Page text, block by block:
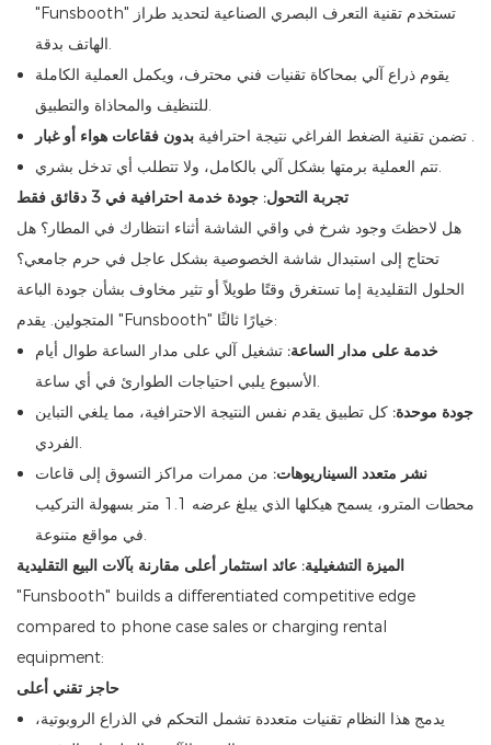
"Funsbooth" تستخدم تقنية التعرف البصري الصناعية لتحديد طراز
الهاتف بدقة.
يقوم ذراع آلي بمحاكاة تقنيات فني محترف، ويكمل العملية الكاملة
للتنظيف والمحاذاة والتطبيق.
تضمن تقنية الضغط الفراغي نتيجة احترافيةبدون فقاعات هواء أو غبار
.
تتم العملية برمتها بشكل آلي بالكامل، ولا تتطلب أي تدخل بشري.
تجربة التحول: جودة خدمة احترافية في 3 دقائق فقط
هل لاحظتَ وجود شرخ في واقي الشاشة أثناء انتظارك في المطار؟ هل
تحتاج إلى استبدال شاشة الخصوصية بشكل عاجل في حرم جامعي؟
الحلول التقليدية إما تستغرق وقتًا طويلاً أو تثير مخاوف بشأن جودة الباعة
المتجولين. يقدم "Funsbooth" خيارًا ثالثًا:
خدمة على مدار الساعة: تشغيل آلي على مدار الساعة طوال أيام
الأسبوع يلبي احتياجات الطوارئ في أي ساعة.
جودة موحدة: كل تطبيق يقدم نفس النتيجة الاحترافية، مما يلغي التباين
الفردي.
نشر متعدد السيناريوهات: من ممرات مراكز التسوق إلى قاعات
محطات المترو، يسمح هيكلها الذي يبلغ عرضه 1.1 متر بسهولة التركيب
في مواقع متنوعة.
الميزة التشغيلية: عائد استثمار أعلى مقارنة بآلات البيع التقليدية
"Funsbooth" builds a differentiated competitive edge
compared to phone case sales or charging rental
equipment:
حاجز تقني أعلى
يدمج هذا النظام تقنيات متعددة تشمل التحكم في الذراع الروبوتية،